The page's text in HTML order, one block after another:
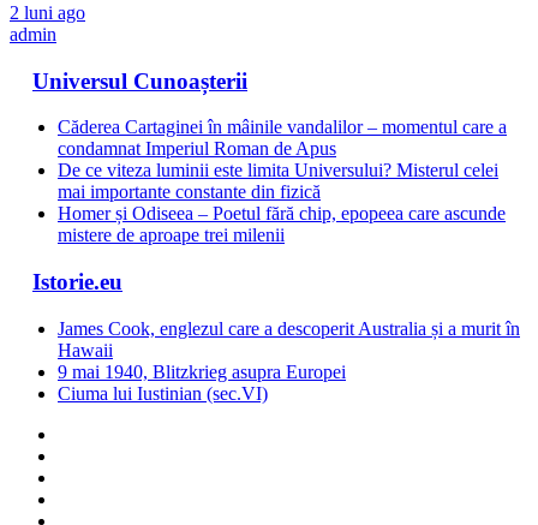
2 luni ago
admin
Universul Cunoașterii
Căderea Cartaginei în mâinile vandalilor – momentul care a
condamnat Imperiul Roman de Apus
De ce viteza luminii este limita Universului? Misterul celei
mai importante constante din fizică
Homer și Odiseea – Poetul fără chip, epopeea care ascunde
mistere de aproape trei milenii
Istorie.eu
James Cook, englezul care a descoperit Australia și a murit în
Hawaii
9 mai 1940, Blitzkrieg asupra Europei
Ciuma lui Iustinian (sec.VI)